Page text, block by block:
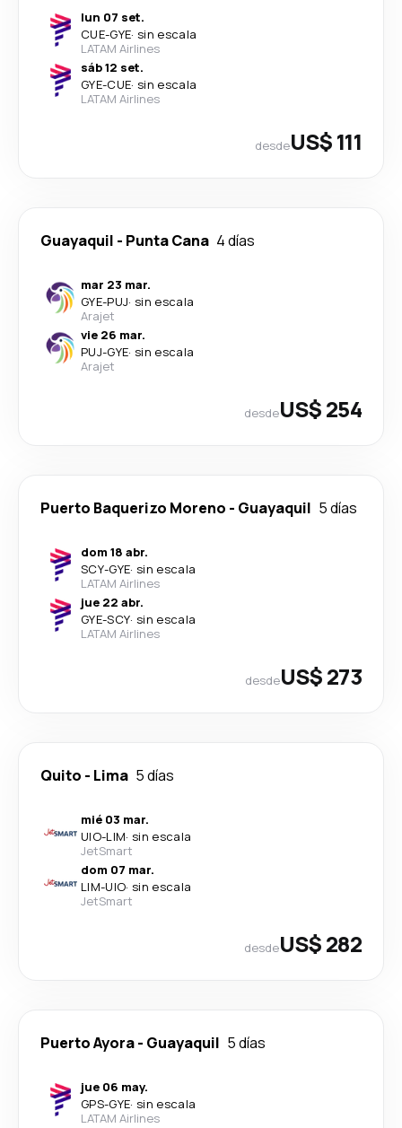
lun 07 set.
CUE-GYE· sin escala
LATAM Airlines
sáb 12 set.
GYE-CUE· sin escala
LATAM Airlines
desdeUS$ 111
Guayaquil - Punta Cana 4 días
mar 23 mar.
GYE-PUJ· sin escala
Arajet
vie 26 mar.
PUJ-GYE· sin escala
Arajet
desdeUS$ 254
Puerto Baquerizo Moreno - Guayaquil 5 días
dom 18 abr.
SCY-GYE· sin escala
LATAM Airlines
jue 22 abr.
GYE-SCY· sin escala
LATAM Airlines
desdeUS$ 273
Quito - Lima 5 días
mié 03 mar.
UIO-LIM· sin escala
JetSmart
dom 07 mar.
LIM-UIO· sin escala
JetSmart
desdeUS$ 282
Puerto Ayora- Guayaquil 5 días
jue 06 may.
GPS-GYE· sin escala
LATAM Airlines